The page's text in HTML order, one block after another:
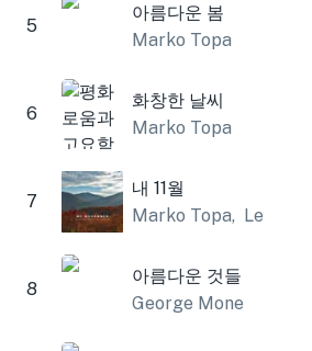
5
아름다운 봄
Marko Topa
6
화창한 날씨
Marko Topa
7
내 11월
Marko Topa, Lesfm
8
아름다운 것들
George Mone